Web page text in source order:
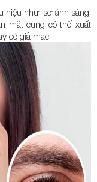
hiệu như sợ ánh sáng,
mắt cũng có thể xuất
có giả mạc.